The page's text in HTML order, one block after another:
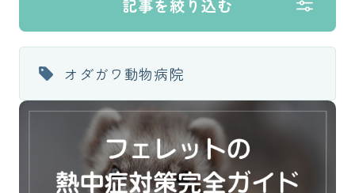
記事を絞り込む
オダガワ動物病院